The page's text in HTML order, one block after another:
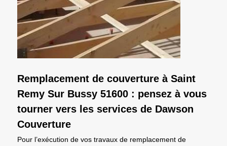
Remplacement de couverture à Saint
Remy Sur Bussy 51600 : pensez à vous
tourner vers les services de Dawson
Couverture
Pour l’exécution de vos travaux de remplacement de